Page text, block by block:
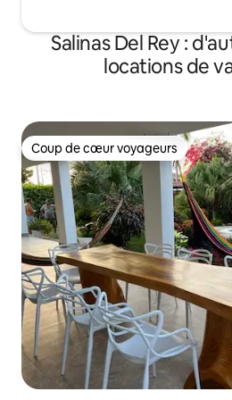
Salinas Del Rey :
locations de
Coup de cœur voyageurs
Coup de cœur voyageurs